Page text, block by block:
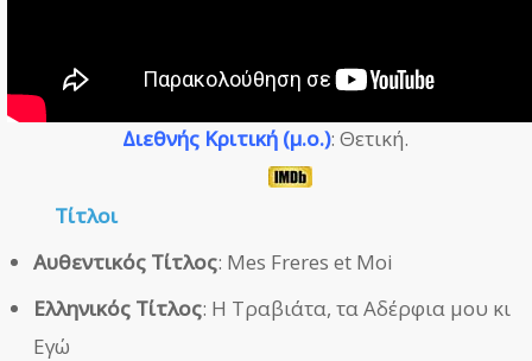
Διεθνής Κριτική (μ.ο.): Θετική.
Τίτλοι
Αυθεντικός Τίτλος: Mes Freres et Moi
Ελληνικός Τίτλος: Η Τραβιάτα, τα Αδέρφια μου κι
Εγώ